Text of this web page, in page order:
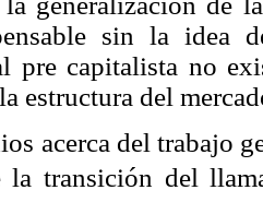
sin la idea
pre capitalista no
estructura del
acerca del trabajo
la transición del